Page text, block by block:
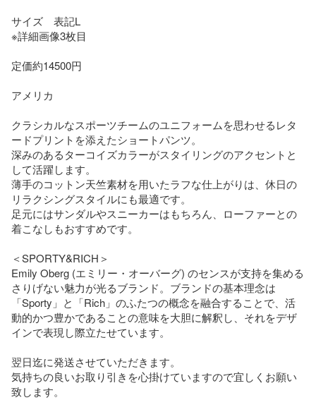
サイズ　表記L
※詳細画像3枚目
定価約14500円
アメリカ
クラシカルなスポーツチームのユニフォームを思わせるレタ
ードプリントを添えたショートパンツ。
深みのあるターコイズカラーがスタイリングのアクセントと
して活躍します。
薄手のコットン天竺素材を用いたラフな仕上がりは、休日の
リラクシングスタイルにも最適です。
足元にはサンダルやスニーカーはもちろん、ローファーとの
着こなしもおすすめです。
＜SPORTY&RICH＞
Emily Oberg (エミリー・オーバーグ) のセンスが支持を集める
さりげない魅力が光るブランド。ブランドの基本理念は
「Sporty」と「Rich」のふたつの概念を融合することで、活
動的かつ豊かであることの意味を大胆に解釈し、それをデザ
インで表現し際立たせています。
翌日迄に発送させていただきます。
気持ちの良いお取り引きを心掛けていますので宜しくお願い
致します。